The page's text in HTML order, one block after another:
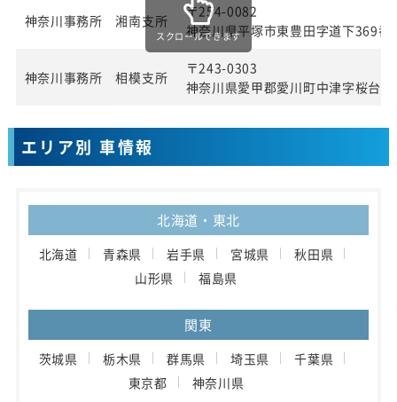
神奈川事務所 湘南支所
〒254-0082
神奈川県平塚市東豊田字道下369番
神奈川事務所 相模支所
〒243-0303
神奈川県愛甲郡愛川町中津字桜台
スクロールできます
エリア別 車情報
北海道・東北
北海道 青森県 岩手県 宮城県
秋田県
山形県
福島県
関東
茨城県 栃木県 群馬県 埼玉県
千葉県
東京都
神奈川県